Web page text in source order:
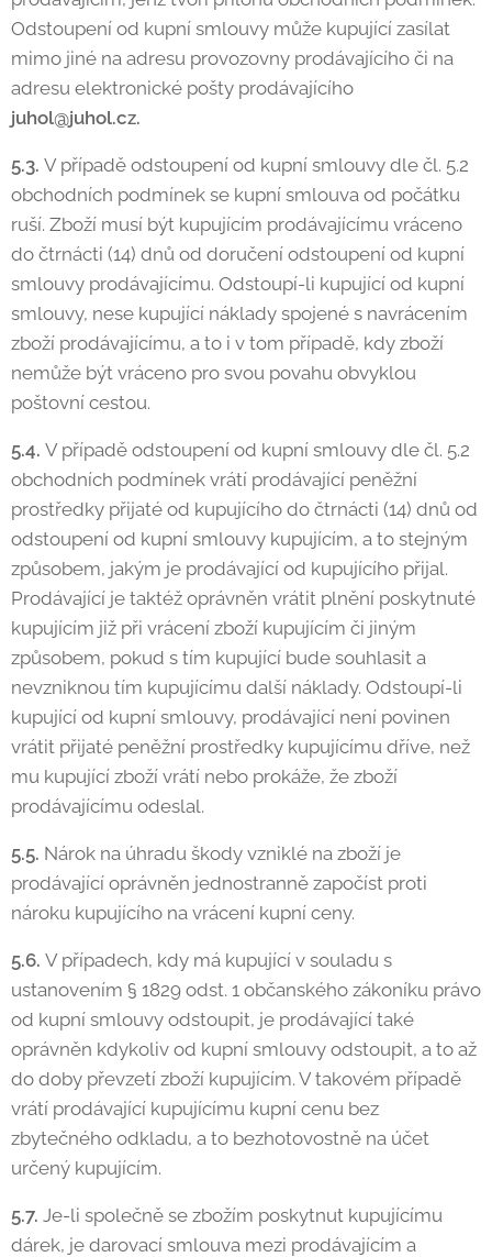
Odstoupení od kupní smlouvy může kupující zasílat
mimo jiné na adresu provozovny prodávajícího či na
adresu elektronické pošty prodávajícího
juhol@juhol.cz.
5.3. V případě odstoupení od kupní smlouvy dle čl. 5.2
obchodních podmínek se kupní smlouva od počátku
ruší. Zboží musí být kupujícím prodávajícímu vráceno
do čtrnácti (14) dnů od doručení odstoupení od kupní
smlouvy prodávajícímu. Odstoupí-li kupující od kupní
smlouvy, nese kupující náklady spojené s navrácením
zboží prodávajícímu, a to i v tom případě, kdy zboží
nemůže být vráceno pro svou povahu obvyklou
poštovní cestou.
5.4. V případě odstoupení od kupní smlouvy dle čl. 5.2
obchodních podmínek vrátí prodávající peněžní
prostředky přijaté od kupujícího do čtrnácti (14) dnů od
odstoupení od kupní smlouvy kupujícím, a to stejným
způsobem, jakým je prodávající od kupujícího přijal.
Prodávající je taktéž oprávněn vrátit plnění poskytnuté
kupujícím již při vrácení zboží kupujícím či jiným
způsobem, pokud s tím kupující bude souhlasit a
nevzniknou tím kupujícímu další náklady. Odstoupí-li
kupující od kupní smlouvy, prodávající není povinen
vrátit přijaté peněžní prostředky kupujícímu dříve, než
mu kupující zboží vrátí nebo prokáže, že zboží
prodávajícímu odeslal.
5.5. Nárok na úhradu škody vzniklé na zboží je
prodávající oprávněn jednostranně započíst proti
nároku kupujícího na vrácení kupní ceny.
5.6. V případech, kdy má kupující v souladu s
ustanovením § 1829 odst. 1 občanského zákoníku právo
od kupní smlouvy odstoupit, je prodávající také
oprávněn kdykoliv od kupní smlouvy odstoupit, a to až
do doby převzetí zboží kupujícím. V takovém případě
vrátí prodávající kupujícímu kupní cenu bez
zbytečného odkladu, a to bezhotovostně na účet
určený kupujícím.
5.7. Je-li společně se zbožím poskytnut kupujícímu
dárek, je darovací smlouva mezi prodávajícím a